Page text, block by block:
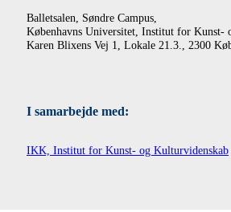
Balletsalen, Søndre Campus,
Københavns Universitet, Institut for Kunst-
Karen Blixens Vej 1, Lokale 21.3., 2300
I samarbejde med:
IKK, Institut for Kunst- og Kulturvidenskab